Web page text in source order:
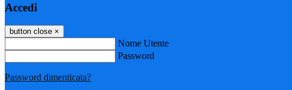
Accedi
button close ×
Nome Utente
Password
Password dimenticata?